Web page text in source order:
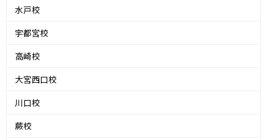
水戸校
宇都宮校
高崎校
大宮西口校
川口校
蕨校